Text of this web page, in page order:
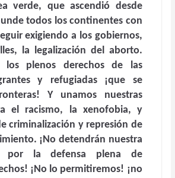
verde, que ascendió desde
todos los continentes con
exigiendo a los gobiernos,
la legalización del aborto.
los plenos derechos de las
y refugiadas ¡que se
Y unamos nuestras
el racismo, la xenofobia, y
criminalización y represión de
¡No detendrán nuestra
por la defensa plena de
¡No lo permitiremos! ¡no